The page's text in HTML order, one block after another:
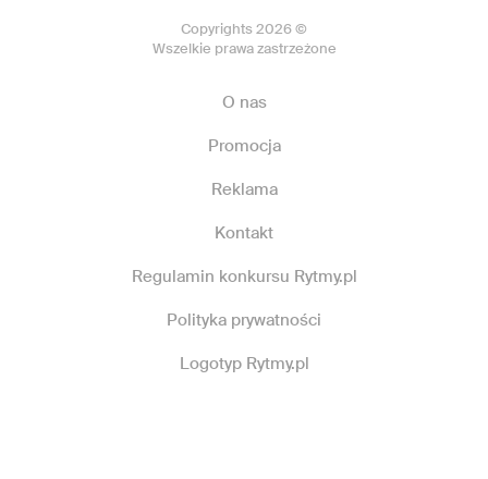
Copyrights 2026 ©
Wszelkie prawa zastrzeżone
O nas
Promocja
Reklama
Kontakt
Regulamin konkursu Rytmy.pl
Polityka prywatności
Logotyp Rytmy.pl